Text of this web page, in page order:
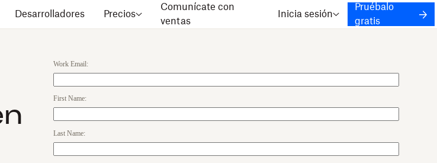
Desarrolladores Precios
Comunícate con
ventas
Inicia sesión
Pruébalo
gratis
Work Email:
First Name:
Last Name: